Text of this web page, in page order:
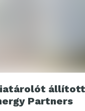
állított
Partners